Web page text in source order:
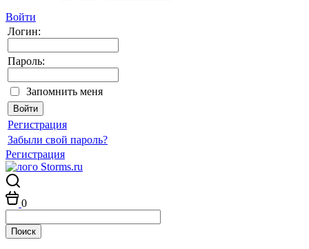
Войти
Логин:
Пароль:
Запомнить меня
Регистрация
Забыли свой пароль?
Регистрация
0